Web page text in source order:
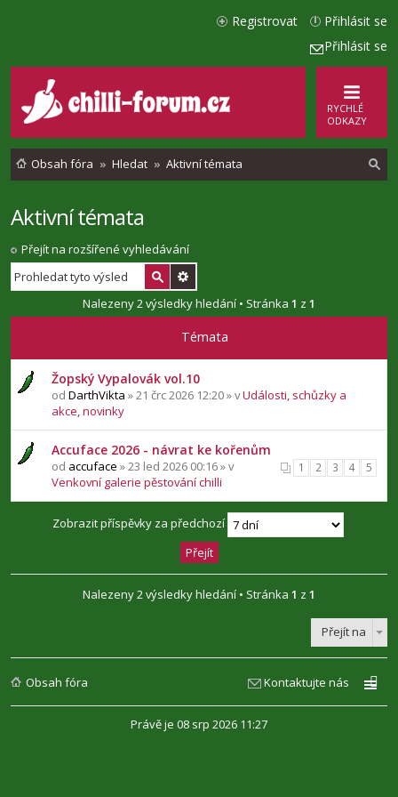
Přihlásit se
Přihlásit se
Registrovat
RYCHLÉ
ODKAZY
Obsah fóra Hledat Aktivní témata
t
Aktivní témata
Přejít na rozšířené vyhledávání
Nalezeny 2 výsledky hledání • Stránka 1 z 1
Témata
Žopský Vypalovák vol.10
od DarthVikta » 21 črc 2026 12:20 » vUdálosti, schůzky a
akce, novinky
Accuface 2026 - návrat ke kořenům
1 2 3 4 5
od accuface » 23 led 2026 00:16 » v
Venkovní galerie pěstování chilli
Zobrazit příspěvky za předchozí
Nalezeny 2 výsledky hledání • Stránka 1 z 1
Přejít na
Obsah fóra Kontaktujte nás
Právě je 08 srp 2026 11:27